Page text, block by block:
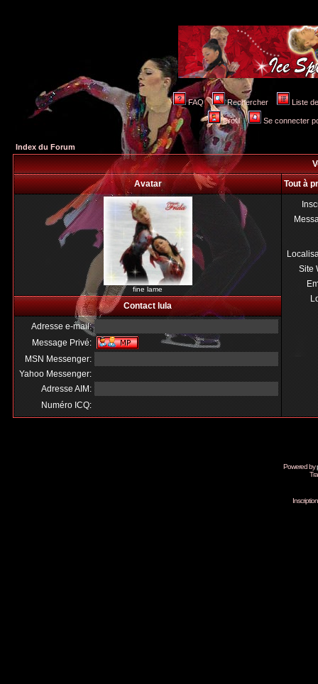
FAQ Rechercher Liste
Profil Se connecter
Index du Forum
Avatar
Tout à
fine lame
Site
Contact lula
Adresse e-mail:
Message Privé:
MSN Messenger:
Yahoo Messenger:
Adresse AIM:
Numéro ICQ:
Powered by